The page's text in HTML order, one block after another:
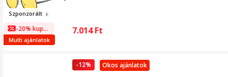
Szponzorált
-20% kuponnal
Multi ajánlatok
7.014Ft
Okos ajánlatok
-12%